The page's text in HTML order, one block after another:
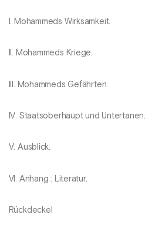
I. Mohammeds Wirksamkeit.
II. Mohammeds Kriege.
III. Mohammeds Gefährten.
IV. Staatsoberhaupt und Untertanen.
V. Ausblick.
VI. Anhang : Literatur.
Rückdeckel